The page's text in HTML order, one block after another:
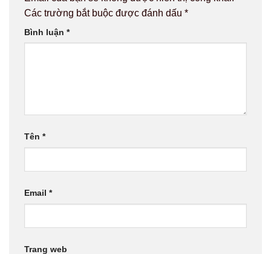
Các trường bắt buộc được đánh dấu *
Bình luận *
Tên *
Email *
Trang web